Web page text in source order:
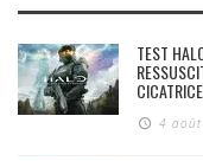
TEST
4